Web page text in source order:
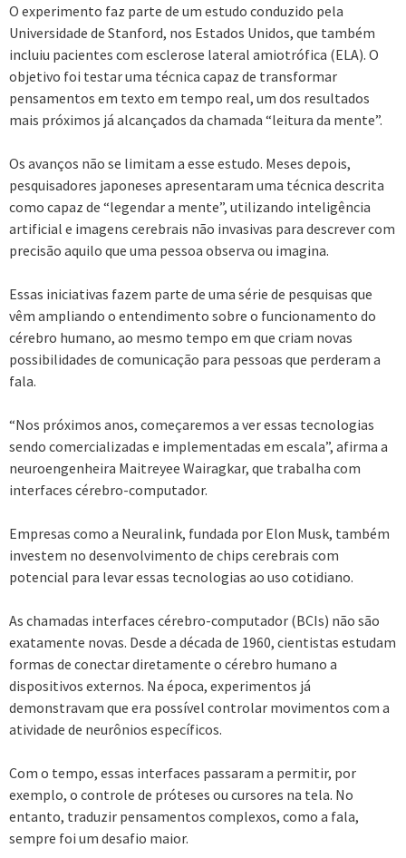
O experimento faz parte de um estudo conduzido pela
Universidade de Stanford, nos Estados Unidos, que também
incluiu pacientes com esclerose lateral amiotrófica (ELA). O
objetivo foi testar uma técnica capaz de transformar
pensamentos em texto em tempo real, um dos resultados
mais próximos já alcançados da chamada “leitura da mente”.
Os avanços não se limitam a esse estudo. Meses depois,
pesquisadores japoneses apresentaram uma técnica descrita
como capaz de “legendar a mente”, utilizando inteligência
artificial e imagens cerebrais não invasivas para descrever com
precisão aquilo que uma pessoa observa ou imagina.
Essas iniciativas fazem parte de uma série de pesquisas que
vêm ampliando o entendimento sobre o funcionamento do
cérebro humano, ao mesmo tempo em que criam novas
possibilidades de comunicação para pessoas que perderam a
fala.
“Nos próximos anos, começaremos a ver essas tecnologias
sendo comercializadas e implementadas em escala”, afirma a
neuroengenheira Maitreyee Wairagkar, que trabalha com
interfaces cérebro-computador.
Empresas como a Neuralink, fundada por Elon Musk, também
investem no desenvolvimento de chips cerebrais com
potencial para levar essas tecnologias ao uso cotidiano.
As chamadas interfaces cérebro-computador (BCIs) não são
exatamente novas. Desde a década de 1960, cientistas estudam
formas de conectar diretamente o cérebro humano a
dispositivos externos. Na época, experimentos já
demonstravam que era possível controlar movimentos com a
atividade de neurônios específicos.
Com o tempo, essas interfaces passaram a permitir, por
exemplo, o controle de próteses ou cursores na tela. No
entanto, traduzir pensamentos complexos, como a fala,
sempre foi um desafio maior.